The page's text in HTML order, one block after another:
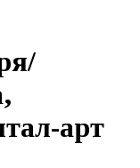
арт